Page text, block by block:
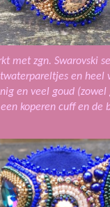
met zgn. Swarovski
en heel
en veel goud
koperen cuff en de